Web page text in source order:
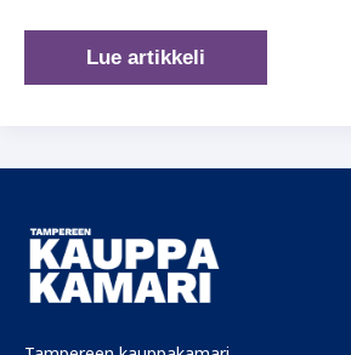
Vaikuttavia
kohtaamisia
Lue artikkeli